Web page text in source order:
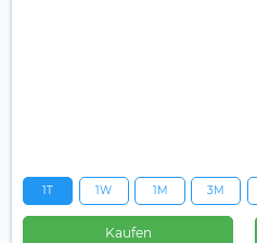
1T 1W 1M 3M
Kaufen